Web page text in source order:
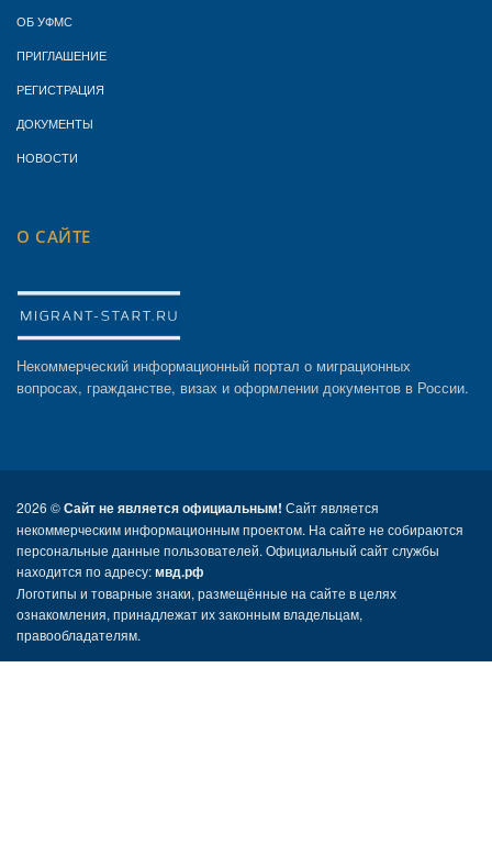
ОБ УФМС
ПРИГЛАШЕНИЕ
РЕГИСТРАЦИЯ
ДОКУМЕНТЫ
НОВОСТИ
О САЙТЕ
Некоммерческий информационный портал о миграционных
вопросах, гражданстве, визах и оформлении документов в России.
2026 ©Сайт не является официальным! Сайт является
некоммерческим информационным проектом. На сайте не собираются
персональные данные пользователей. Официальный сайт службы
находится по адресу:мвд.рф
Логотипы и товарные знаки, размещённые на сайте в целях
ознакомления, принадлежат их законным владельцам,
правообладателям.